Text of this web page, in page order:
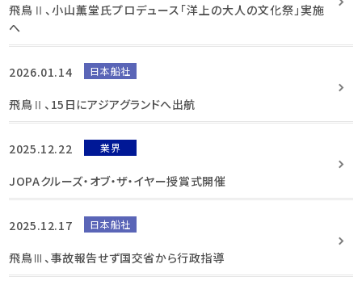
飛鳥Ⅱ、小山薫堂氏プロデュース「洋上の大人の文化祭」実施
へ
2026.01.14 日本船社
飛鳥Ⅱ、15日にアジアグランドへ出航
2025.12.22 業界
JOPAクルーズ・オブ・ザ・イヤー授賞式開催
2025.12.17 日本船社
飛鳥Ⅲ、事故報告せず国交省から行政指導